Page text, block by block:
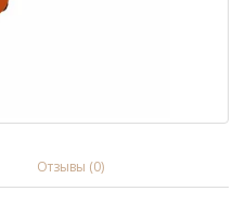
Отзывы (0)